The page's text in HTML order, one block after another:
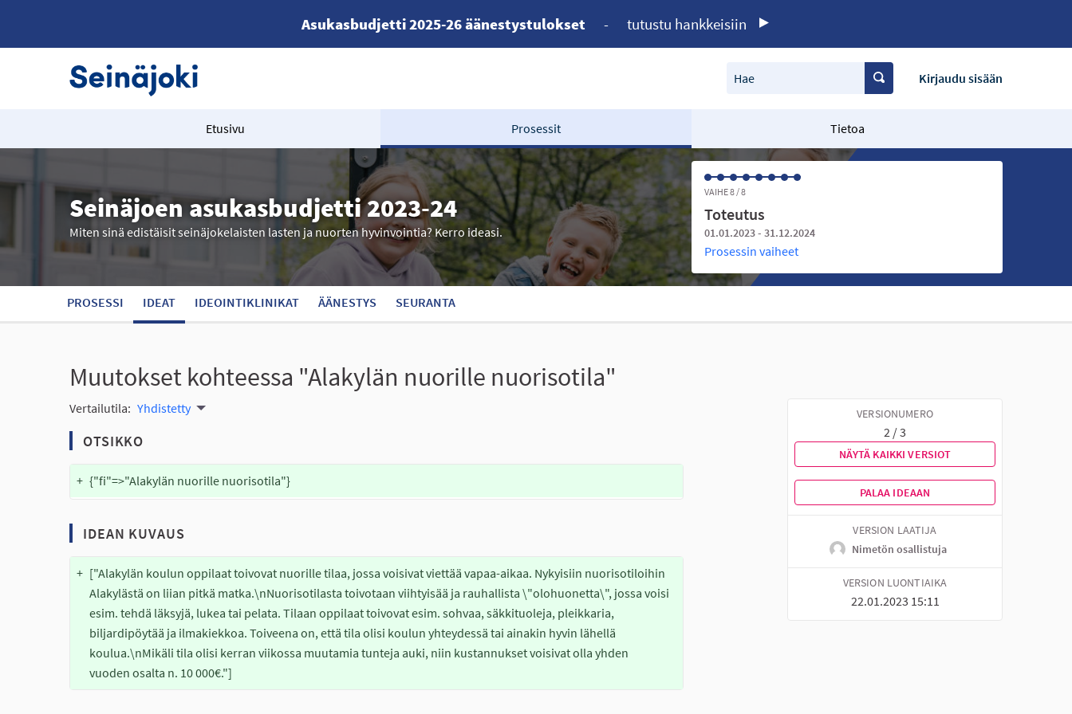
Asukasbudjetti 2025-26 äänestystulokset - tutustu hankkeisiin
Hae Kirjaudu sisään
Etusivu Prosessit Tietoa
Seinäjoen asukasbudjetti 2023-24
Miten sinä edistäisit seinäjokelaisten lasten ja nuorten hyvinvointia? Kerro ideasi.
VAIHE 8 / 8
Toteutus
01.01.2023 - 31.12.2024
Prosessin vaiheet
PROSESSI IDEAT IDEOINTIKLINIKAT ÄÄNESTYS SEURANTA
Muutokset kohteessa "Alakylän nuorille nuorisotila"
Vertailutila: Yhdistetty
OTSIKKO
+ {"fi"=>"Alakylän nuorille nuorisotila"}
IDEAN KUVAUS
+ ["Alakylän koulun oppilaat toivovat nuorille tilaa, jossa voisivat viettää vapaa-aikaa. Nykyisiin nuorisotiloihin
Alakylästä on liian pitkä matka.\nNuorisotilasta toivotaan viihtyisää ja rauhallista \"olohuonetta\", jossa voisi
esim. tehdä läksyjä, lukea tai pelata. Tilaan oppilaat toivovat esim. sohvaa, säkkituoleja, pleikkaria,
biljardipöytää ja ilmakiekkoa. Toiveena on, että tila olisi koulun yhteydessä tai ainakin hyvin lähellä
koulua.\nMikäli tila olisi kerran viikossa muutamia tunteja auki, niin kustannukset voisivat olla yhden
vuoden osalta n. 10 000€."]
VERSIONUMERO
2 / 3
NÄYTÄ KAIKKI VERSIOT
PALAA IDEAAN
VERSION LAATIJA
Nimetön osallistuja
VERSION LUONTIAIKA
22.01.2023 15:11